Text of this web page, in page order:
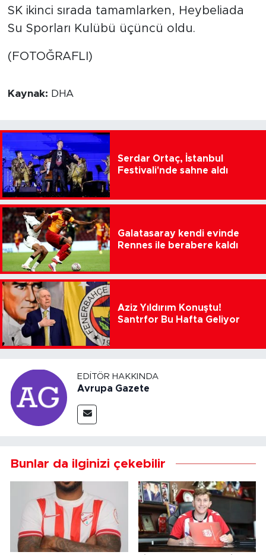
SK ikinci sırada tamamlarken, Heybeliada
Su Sporları Kulübü üçüncü oldu.
(FOTOĞRAFLI)
Kaynak: DHA
Serdar Ortaç, İstanbul
Festivali'nde sahne aldı
Galatasaray kendi evinde
Rennes ile berabere kaldı
Aziz Yıldırım Konuştu!
Santrfor Bu Hafta Geliyor
EDITÖR HAKKINDA
Avrupa Gazete
Bunlar da ilginizi çekebilir